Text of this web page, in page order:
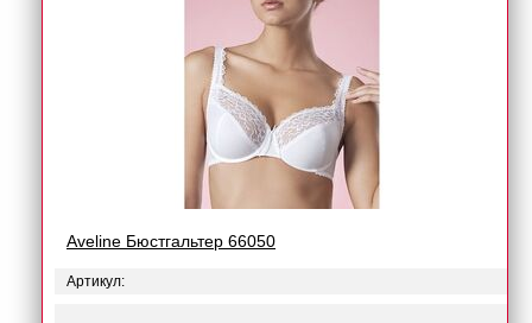
Aveline Бюстгальтер 66050
Артикул: